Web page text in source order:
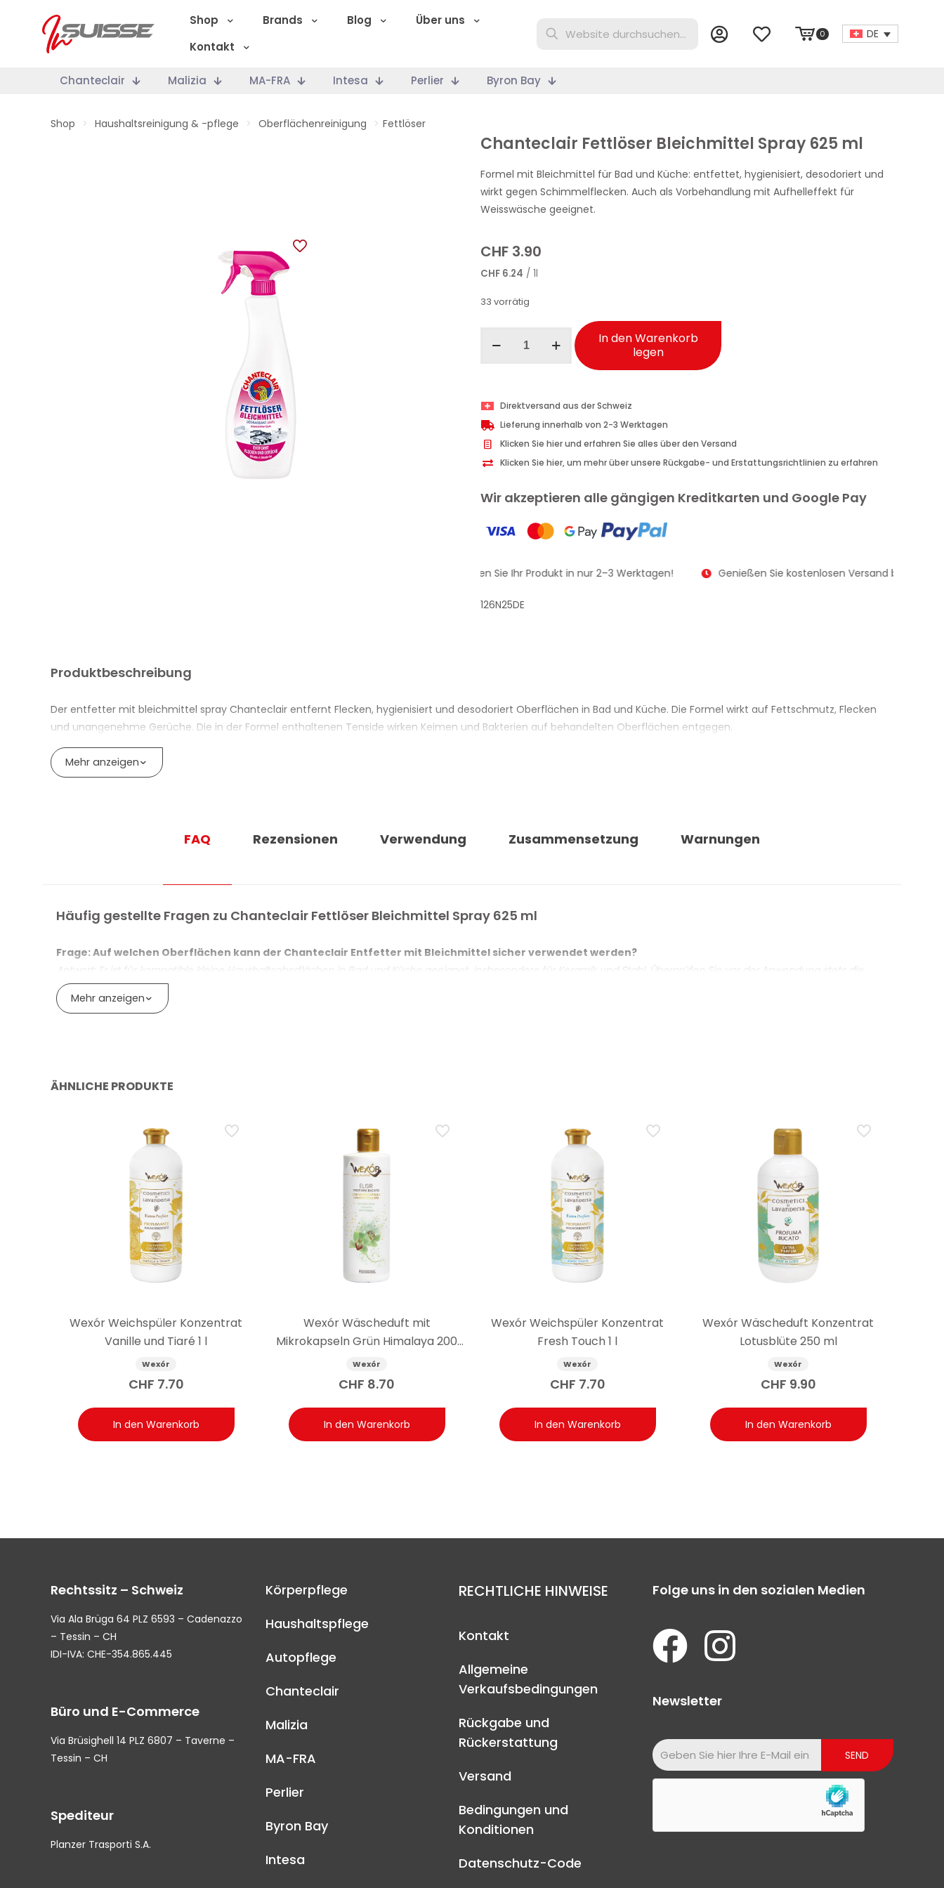
Shop Brands Blog
Über uns
Kontakt
0 DE
Chanteclair Malizia MA-FRA Intesa Perlier Byron Bay
Shop > Haushaltsreinigung & -pflege > Oberflächenreinigung > Fettlöser
Chanteclair Fettlöser Bleichmittel Spray 625 ml
Formel mit Bleichmittel für Bad und Küche: entfettet, hygienisiert, desodoriert und
wirkt gegen Schimmelflecken. Auch als Vorbehandlung mit Aufhelleffekt für
Weisswäsche geeignet.
CHF 3.90
CHF 6.24 / 1l
33 vorrätig
Fettlöser
625
ml
Menge
In den Warenkorb
legen
Direktversand aus der Schweiz
Lieferung innerhalb von 2-3 Werktagen
Klicken Sie hier und erfahren Sie alles über den Versand
Klicken Sie hier, um mehr über unsere Rückgabe- und Erstattungsrichtlinien zu erfahren
Wir akzeptieren alle gängigen Kreditkarten und Google Pay
Erhalten Sie Ihr Produkt in nur 2–3 Werktagen! Genießen Sie kostenlosen Versand bei
126N25DE
Produktbeschreibung
Der entfetter mit bleichmittel spray Chanteclair entfernt Flecken, hygienisiert und desodoriert Oberflächen in Bad und Küche. Die Formel wirkt auf Fettschmutz, Flecken
und unangenehme Gerüche. Die in der Formel enthaltenen Tenside wirken Keimen und Bakterien auf behandelten Oberflächen entgegen.
Das Produkt eignet sich für Keramik, Stahl und Textilien. Es ist gegen Schimmelflecken wirksam und eignet sich auch zur Reinigung von Mülleimern. Als
Vorbehandlungsmittel für weisse Wäsche wirkt es aufhellend auf Flecken vor dem Waschgang.
Entfernt Flecken, hygienisiert und desodoriert Oberflächen in Bad und Küche
Wirksam gegen Schimmelflecken
Als Vorbehandlungsmittel mit aufhellender Wirkung für weisse Wäsche verwendbar
Mehr anzeigen
FAQ Rezensionen Verwendung Zusammensetzung Warnungen
Häufig gestellte Fragen zu Chanteclair Fettlöser Bleichmittel Spray 625 ml
Frage: Auf welchen Oberflächen kann der Chanteclair Entfetter mit Bleichmittel sicher verwendet werden?
Antwort: Er ist für kompatible kleine Haushaltsoberflächen in Bad und Küche geeignet, insbesondere für Keramik und Stahl. Überprüfen Sie vor der Anwendung stets die
Materialverträglichkeit und gehen Sie bei nicht ausdrücklich angegebenen Oberflächen mit Vorsicht vor.
Frage: Ist der Chanteclair Entfetter mit Bleichmittel wirksam gegen hartnäckige Flecken und Schimmel?
Kleidungsstücke vermeiden und stets die Pflegehinweise beachten. Nach der Vorbehandlung die normale Wäsche durchführen.
Frage: Wie wird der Chanteclair Entfetter mit Bleichmittel auf Haushaltsoberflächen angewendet?
Antwort: Produkt aufsprühen, bei hartnäckigem Schmutz einige Sekunden einwirken lassen, dann mit einem feuchten Tuch die Rückstände entfernen.
Frage: Kann der Chanteclair Entfetter mit Bleichmittel auch zur Reinigung von Mülleimern verwendet werden?
Antwort: Ja, das Produkt eignet sich auch zur Reinigung von Mülleimern, wo die Bleichmittelformel hilft, gründlich zu hygienisieren und zu desodorieren.
Mehr anzeigen
ÄHNLICHE PRODUKTE
Wexór Weichspüler Konzentrat
Vanille und Tiaré 1 l
Wexór
CHF 7.70
In den Warenkorb
Wexór Wäscheduft mit
Mikrokapseln Grün Himalaya 200
ml
Wexór
CHF 8.70
In den Warenkorb
Wexór Weichspüler Konzentrat
Fresh Touch 1 l
Wexór
CHF 7.70
In den Warenkorb
Wexór Wäscheduft Konzentrat
Lotusblüte 250 ml
Wexór
CHF 9.90
In den Warenkorb
Rechtssitz – Schweiz
Via Ala Brüga 64 PLZ 6593 – Cadenazzo
– Tessin – CH
IDI-IVA: CHE-354.865.445
Büro und E-Commerce
Via Brüsighell 14 PLZ 6807 – Taverne –
Tessin – CH
Spediteur
Planzer Trasporti S.A.
Körperpflege
Haushaltspflege
Autopflege
Chanteclair
Malizia
MA-FRA
Perlier
Byron Bay
Intesa
RECHTLICHE HINWEISE
Kontakt
Allgemeine
Verkaufsbedingungen
Rückgabe und
Rückerstattung
Versand
Bedingungen und
Konditionen
Datenschutz-Code
Folge uns in den sozialen Medien
Newsletter